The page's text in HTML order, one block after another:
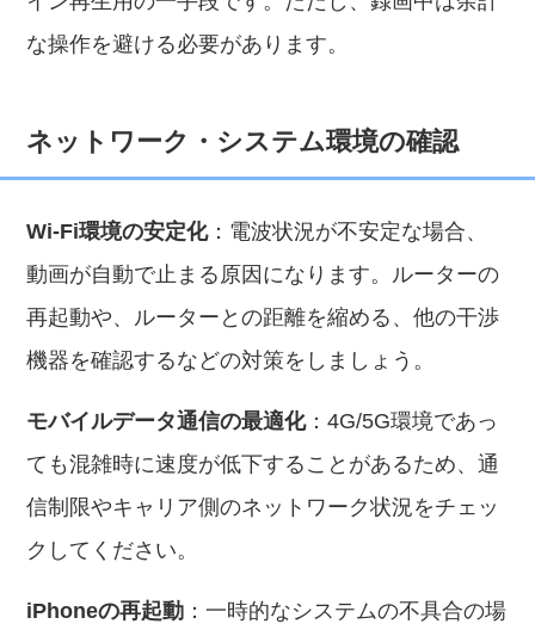
な操作を避ける必要があります。
ネットワーク・システム環境の確認
Wi-Fi環境の安定化：電波状況が不安定な場合、
動画が自動で止まる原因になります。ルーターの
再起動や、ルーターとの距離を縮める、他の干渉
機器を確認するなどの対策をしましょう。
モバイルデータ通信の最適化：4G/5G環境であっ
ても混雑時に速度が低下することがあるため、通
信制限やキャリア側のネットワーク状況をチェッ
クしてください。
iPhoneの再起動 ：一時的なシステムの不具合の場